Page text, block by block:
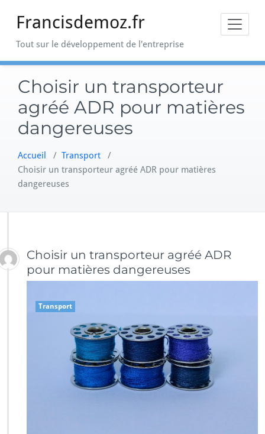
Francisdemoz.fr
Tout sur le développement de l'entreprise
Choisir un transporteur
agréé ADR pour matières
dangereuses
Accueil / Transport /
Choisir un transporteur agréé ADR pour matières
dangereuses
Choisir un transporteur agréé ADR
pour matières dangereuses
Transport